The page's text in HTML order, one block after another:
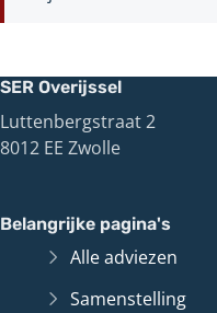
SER Overijssel
Luttenbergstraat 2
8012 EE Zwolle
Belangrijke pagina's
Alle adviezen
Samenstelling